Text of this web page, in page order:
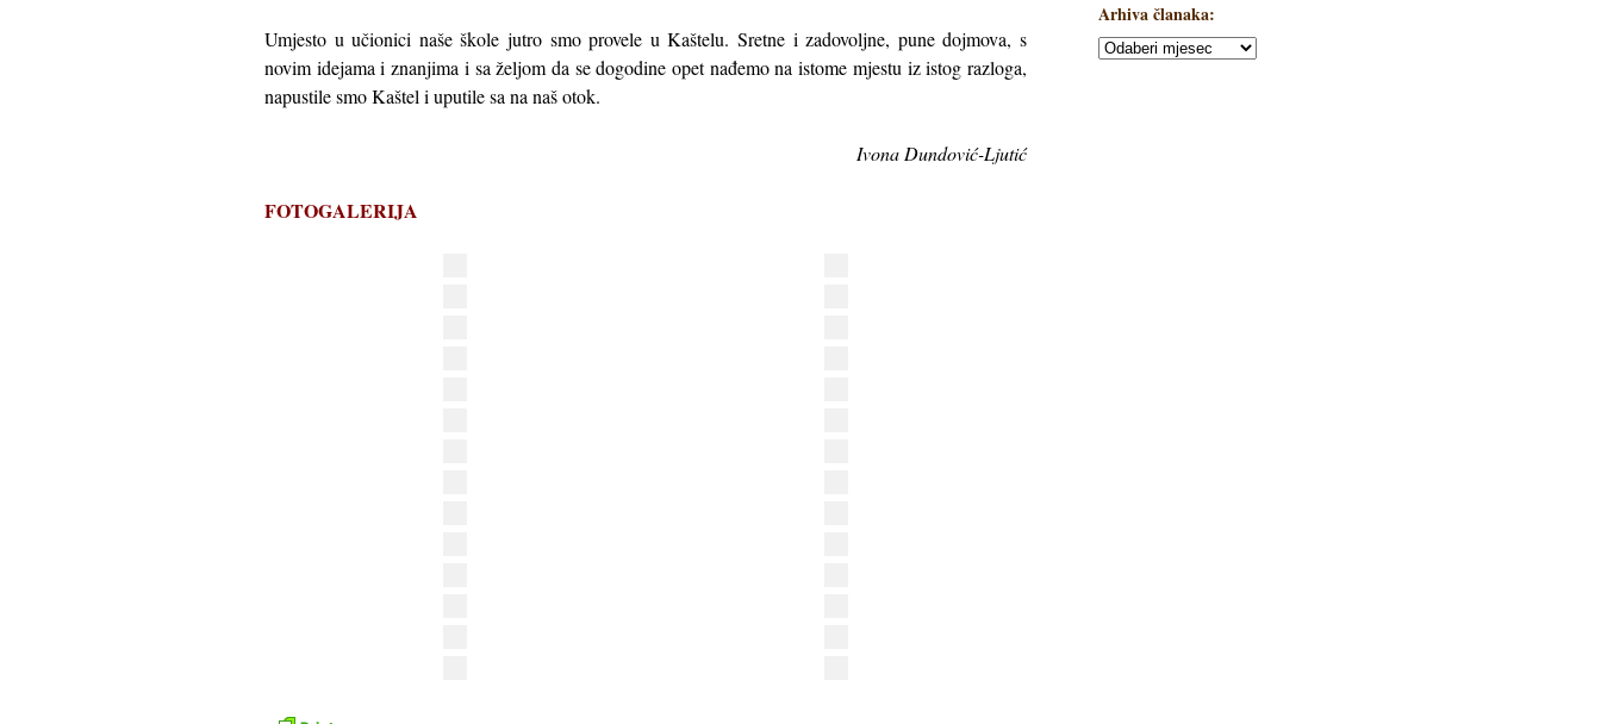
Umjesto u učionici naše škole jutro smo provele u Kaštelu. Sretne i zadovoljne, pune dojmova, s
novim idejama i znanjima i sa željom da se dogodine opet nađemo na istome mjestu iz istog razloga,
napustile smo Kaštel i uputile sa na naš otok.
Ivona Dundović-Ljutić
FOTOGALERIJA
Arhiva članaka: